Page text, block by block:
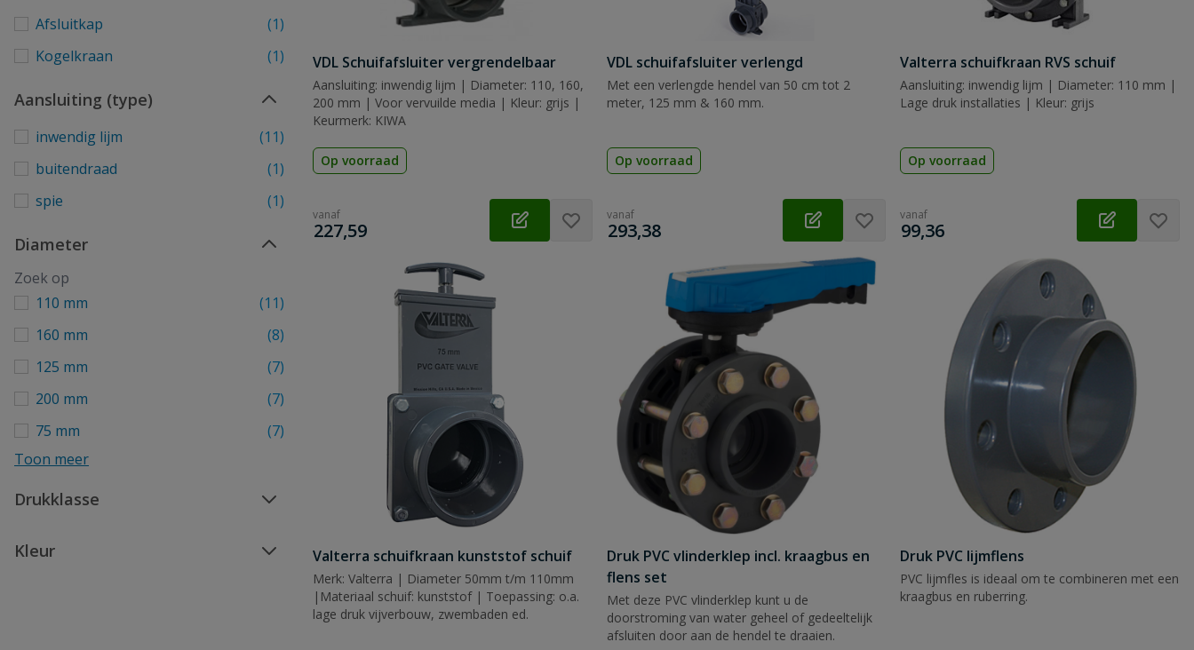
Afsluitkap
(1)
Kogelkraan
(1)
Aansluiting (type)
inwendig lijm
(11)
buitendraad
(1)
spie
(1)
Diameter
110 mm
(11)
160 mm
(8)
125 mm
(7)
200 mm
(7)
75 mm
(7)
Toon meer
Drukklasse
Kleur
VDL Schuifafsluiter vergrendelbaar
Aansluiting: inwendig lijm | Diameter: 110, 160,
200 mm | Voor vervuilde media | Kleur: grijs |
Keurmerk: KIWA
Op voorraad
vanaf
€
227,59
VDL schuifafsluiter verlengd
Met een verlengde hendel van 50 cm tot 2
meter, 125 mm & 160 mm.
Op voorraad
vanaf
€
293,38
Valterra schuifkraan RVS schuif
Aansluiting: inwendig lijm | Diameter: 110 mm |
Lage druk installaties | Kleur: grijs
Op voorraad
vanaf
€
99,36
Valterra schuifkraan kunststof schuif
Merk: Valterra | Diameter 50mm t/m 110mm
|Materiaal schuif: kunststof | Toepassing: o.a.
lage druk vijverbouw, zwembaden ed.
Druk PVC vlinderklep incl. kraagbus en
flens set
Met deze PVC vlinderklep kunt u de
doorstroming van water geheel of gedeeltelijk
afsluiten door aan de hendel te draaien.
Druk PVC lijmflens
PVC lijmfles is ideaal om te combineren met een
kraagbus en ruberring.